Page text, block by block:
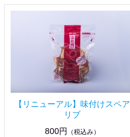
【リニューアル】味付けスペア
リブ
800円
（税込み）